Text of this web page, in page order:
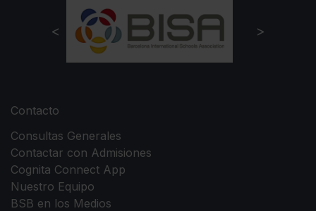
Contacto
Consultas Generales
Contactar con Admisiones
Cognita Connect App
Nuestro Equipo
BSB en los Medios